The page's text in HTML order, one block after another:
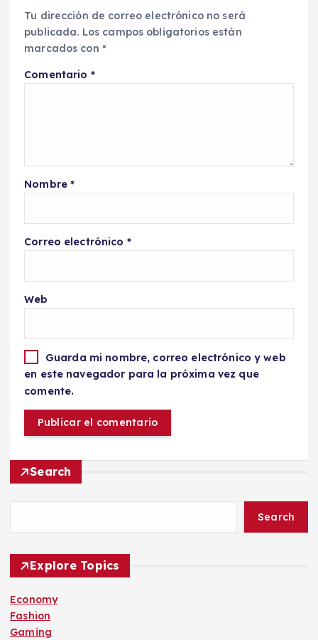
Tu dirección de correo electrónico no será
publicada. Los campos obligatorios están
marcados con *
Comentario *
Nombre*
Correo electrónico *
Web
Guarda mi nombre, correo electrónico y web
en este navegador para la próxima vez que
comente.
Search
Search
Explore Topics
Economy
Fashion
Gaming